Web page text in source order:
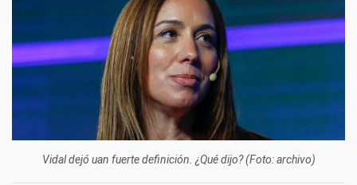
Vidal dejó uan fuerte definición. ¿Qué dijo? (Foto: archivo)